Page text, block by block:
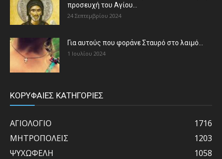
προσευχή του Αγίου...
24 Σεπτεμβρίου 2024
Για αυτούς που φοράνε Σταυρό στο λαιμό…
1 Ιουλίου 2024
ΚΟΡΥΦΑΙΕΣ ΚΑΤΗΓΟΡΙΕΣ
ΑΓΙΟΛΟΓΙΟ
1716
ΜΗΤΡΟΠΟΛΕΙΣ
1203
ΨΥΧΩΦΕΛΗ
1058